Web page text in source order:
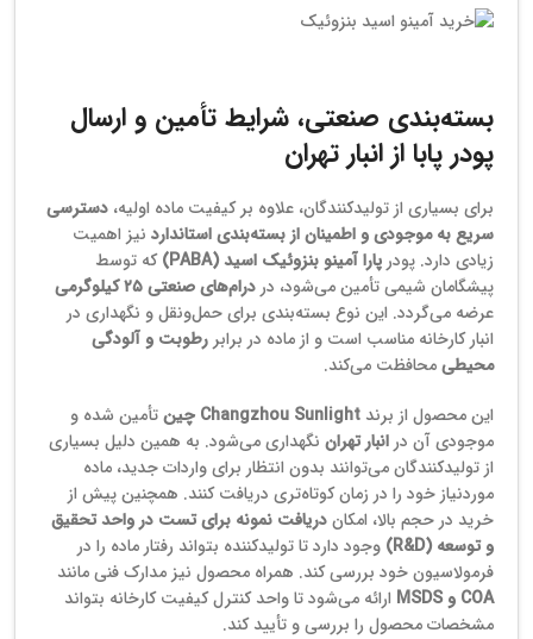
بسته‌بندی صنعتی، شرایط تأمین و ارسال
پودر پابا از انبار تهران
برای بسیاری از تولیدکنندگان، علاوه بر کیفیت ماده اولیه، دسترسی
سریع به موجودی و اطمینان از بسته‌بندی استاندارد نیز اهمیت
زیادی دارد. پودر پارا آمینو بنزوئیک اسید (PABA)
که توسط
پیشگامان شیمی تأمین می‌شود، در درام‌های صنعتی ۲۵ کیلوگرمی
عرضه می‌گردد. این نوع بسته‌بندی برای حمل‌ونقل و نگهداری در
انبار کارخانه مناسب است و از ماده در برابر رطوبت و آلودگی
محیطیمحافظت می‌کند.
این محصول از برند Changzhou Sunlight چین
تأمین شده و
موجودی آن در انبار تهران نگهداری می‌شود. به همین دلیل بسیاری
از تولیدکنندگان می‌توانند بدون انتظار برای واردات جدید، ماده
موردنیاز خود را در زمان کوتاه‌تری دریافت کنند. همچنین پیش از
خرید در حجم بالا، امکاندریافت نمونه برای تست در واحد تحقیق
و توسعه (R&D)
وجود دارد تا تولیدکننده بتواند رفتار ماده را در
فرمولاسیون خود بررسی کند. همراه محصول نیز مدارک فنی مانند
COA و MSDS
ارائه می‌شود تا واحد کنترل کیفیت کارخانه بتواند
مشخصات محصول را بررسی و تأیید کند.